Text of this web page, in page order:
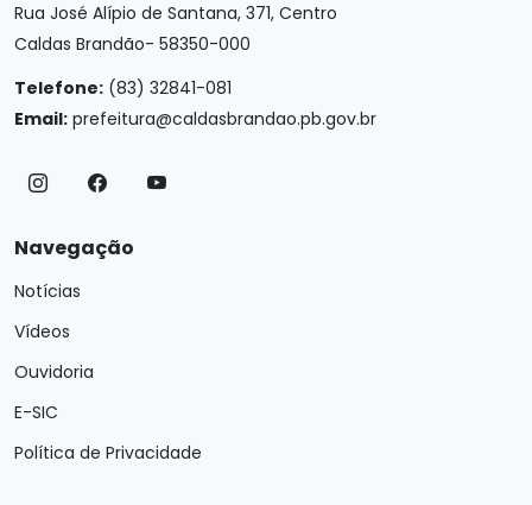
Rua José Alípio de Santana, 371, Centro
Caldas Brandão- 58350-000
Telefone: (83) 32841-081
Email: prefeitura@caldasbrandao.pb.gov.br
Navegação
Notícias
Vídeos
Ouvidoria
E-SIC
Política de Privacidade